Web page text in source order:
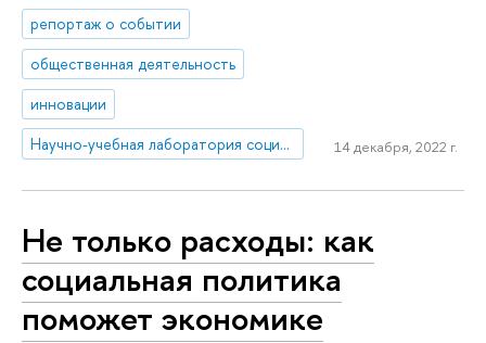
репортаж о событии
общественная деятельность
инновации
Научно-учебная лаборатория социогуманитарных исследований Севера и Арктики
14 декабря, 2022 г.
Не только расходы: как
социальная политика
поможет экономике